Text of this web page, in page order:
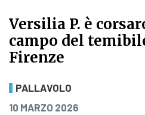
Versilia P. è
campo del
Firenze
Versilia P. è
PALLAVOLO
PUBBLICATO IL
10 MARZO 2026